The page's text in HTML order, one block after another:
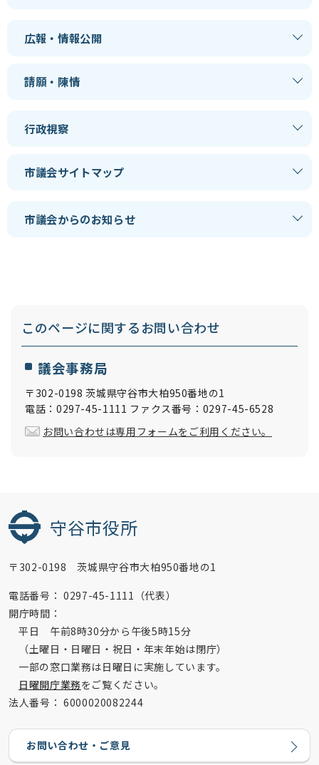
広報・情報公開
請願・陳情
行政視察
市議会サイトマップ
市議会からのお知らせ
このページに関するお問い合わせ
議会事務局
〒302-0198 茨城県守谷市大柏950番地の1
電話：0297-45-1111 ファクス番号：0297-45-6528
お問い合わせは専用フォームをご利用ください。
守谷市役所
〒302-0198 茨城県守谷市大柏950番地の1
電話番号： 0297-45-1111（代表）
開庁時間：
平日 午前8時30分から午後5時15分
（土曜日・日曜日・祝日・年末年始は閉庁）
一部の窓口業務は日曜日に実施しています。
日曜開庁業務をご覧ください。
法人番号： 6000020082244
お問い合わせ・ご意見